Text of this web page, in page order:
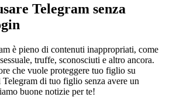
Telegram senza
è pieno di contenuti inappropriati, come
truffe, sconosciuti e altro ancora.
che vuole proteggere tuo figlio su
Telegram di tuo figlio senza avere un
buone notizie per te!